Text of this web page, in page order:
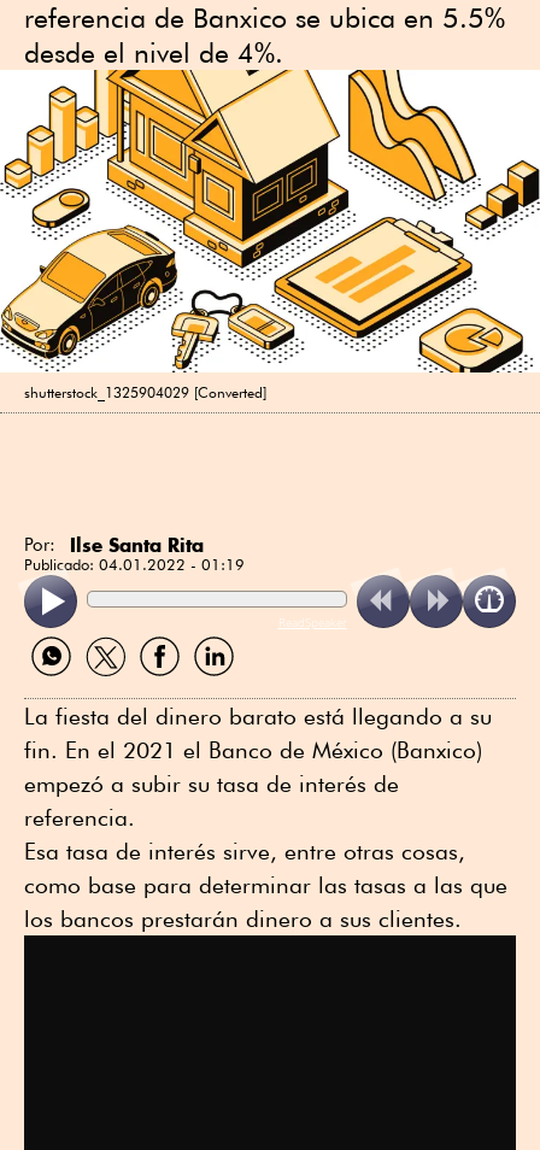
referencia de Banxico se ubica en 5.5%
desde el nivel de 4%.
shutterstock_1325904029 [Converted]
Por: Ilse Santa Rita
Publicado: 04.01.2022 - 01:19
ReadSpeaker
Compartir
por
Compartir
por
Compartir
por
Compartir
por
La fiesta del dinero barato está llegando a su
fin. En el 2021 el Banco de México (Banxico)
empezó a subir su tasa de interés de
referencia.
Esa tasa de interés sirve, entre otras cosas,
como base para determinar las tasas a las que
los bancos prestarán dinero a sus clientes.